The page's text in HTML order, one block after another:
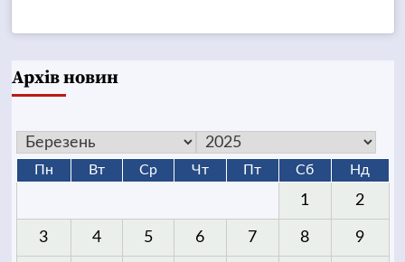
Архів новин
Пн Вт Ср Чт Пт Сб Нд
1 2
3 4 5 6 7 8 9